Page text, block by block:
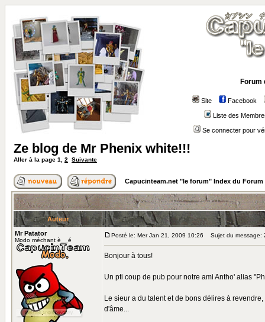
Forum
Site Facebook
Liste des
Se connecter pour
Ze blog de Mr Phenix white!!!
Aller à la page 1 2 Suivante
Capucinteam.net "le forum" Index du Forum
Auteur
Mr Patator
Modo méchant è__é
Posté le: Mer Jan 21, 2009 10:26 Sujet du message:
Bonjour à tous!
Un pti coup de pub pour notre ami Antho' alias
Le sieur a du talent et de bons délires à
d'âme...